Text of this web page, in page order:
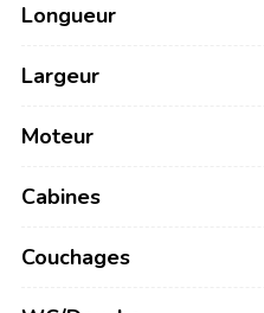
Longueur
Largeur
Moteur
Cabines
Couchages